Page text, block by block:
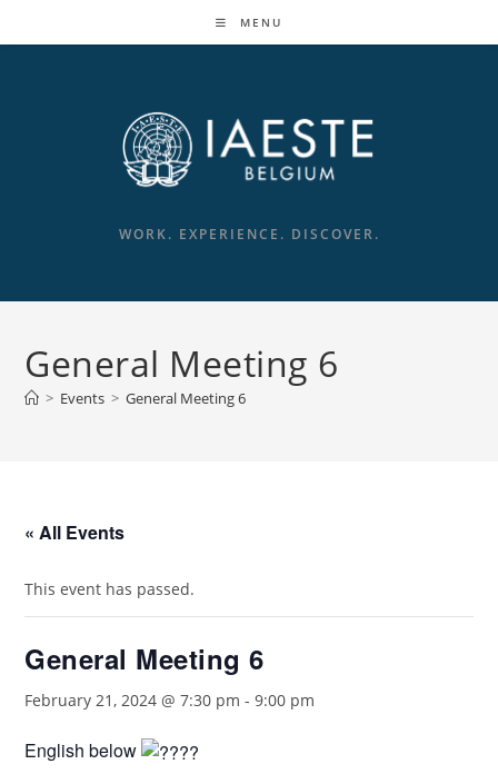
to
MENU
WORK. EXPERIENCE. DISCOVER.
General Meeting 6
> Events > General Meeting 6
« All Events
This event has passed.
General Meeting 6
February 21, 2024 @ 7:30 pm -9:00 pm
English below